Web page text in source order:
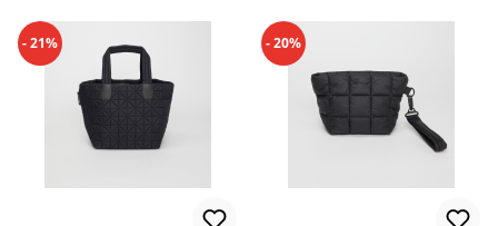
- 21% - 20%